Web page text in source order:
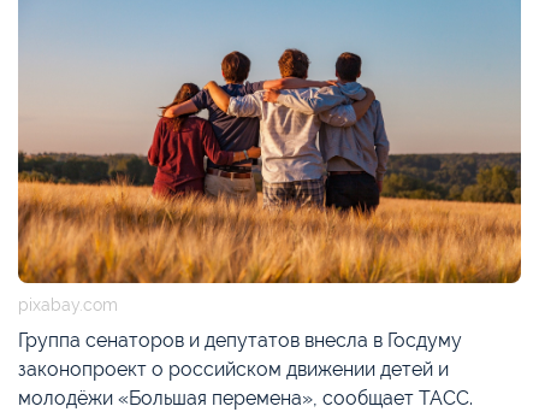
pixabay.com
Группа сенаторов и депутатов внесла в Госдуму
законопроект о российском движении детей и
молодёжи «Большая перемена», сообщает ТАСС.